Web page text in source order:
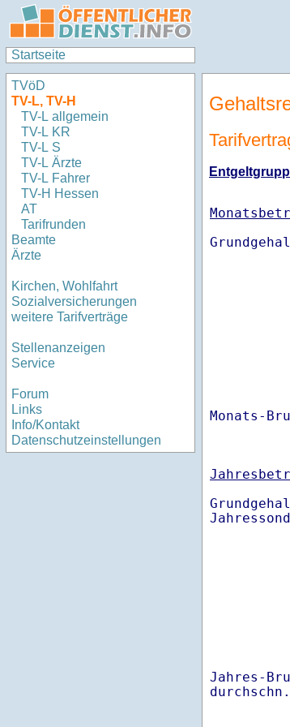
Startseite
TVöD
TV-L, TV-H
TV-L allgemein
TV-L KR
TV-L S
TV-L Ärzte
TV-L Fahrer
TV-H Hessen
AT
Tarifrunden
Beamte
Ärzte
Kirchen, Wohlfahrt
Sozialversicherungen
weitere Tarifverträge
Stellenanzeigen
Service
Forum
Links
Info/Kontakt
Datenschutzeinstellungen